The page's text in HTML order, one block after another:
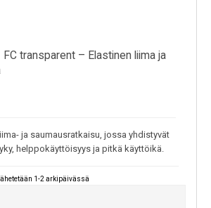
transparent – Elastinen liima ja
ja saumausratkaisu, jossa yhdistyvät
helppokäyttöisyys ja pitkä käyttöikä.
1-2 arkipäivässä